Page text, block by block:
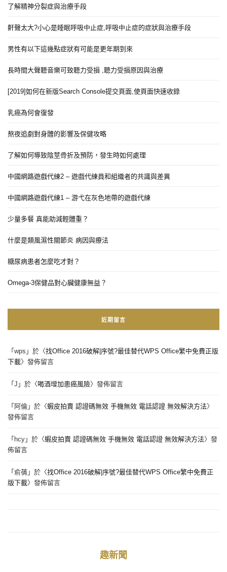
了解精神分裂症與治療手段
鼾聲太大?小心是睡眠呼吸中止症,呼吸中止症的症狀與治療手段
男性有以下這幾點症狀有可能是更年期到來
長時間大聲聽音樂可致聽力受損 ,聽力受損原因與治療
[2019]如何在新版Search Console提交頁面,使頁面快速收錄
乳癌為何會復發
熬夜追劇對身體的影響及保健攻略
了解如何導致陰莖骨折及預防，發生時如何處理
中國網路遊戲代練2 – 遊戲代練員和組織者的共識與差異
中國網路遊戲代練1 – 游弋在灰色地帶的遊戲代練
少量多餐 真能助減輕體重？
什麼是類風濕性關節炎 病因與療法
糖尿病患者怎麼吃才對？
Omega-3保健品對心臟健康無益？
近期留言
「 wps 」於〈找Office 2016破解|序號?最佳替代WPS Office繁中免費正版
下載〉發佈留言
「 J 」於〈喝酒增加患癌風險〉發佈留言
「 阿倫 」於〈蝦皮拍賣 認證碼無效 手機無效 電話認證 無效解決方法〉
發佈留言
「 hcy 」於〈蝦皮拍賣 認證碼無效 手機無效 電話認證 無效解決方法〉發
佈留言
「 俞蒨 」於〈找Office 2016破解|序號?最佳替代WPS Office繁中免費正
版下載〉發佈留言
趣新聞